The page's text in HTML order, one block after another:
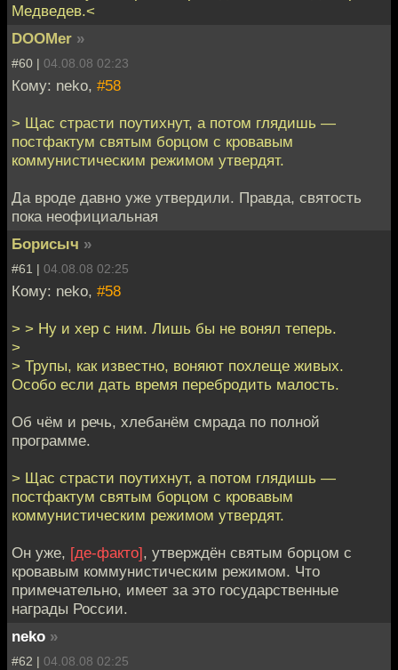
Медведев.<
DOOMer »
#60 | 04.08.08 02:23
Кому: neko, #58
> Щас страсти поутихнут, а потом глядишь —
постфактум святым борцом с кровавым
коммунистическим режимом утвердят.
Да вроде давно уже утвердили. Правда, святость
пока неофициальная
Борисыч »
#61 | 04.08.08 02:25
Кому: neko, #58
> > Ну и хер с ним. Лишь бы не вонял теперь.
>
> Трупы, как известно, воняют похлеще живых.
Особо если дать время перебродить малость.
Об чём и речь, хлебанём смрада по полной
программе.
> Щас страсти поутихнут, а потом глядишь —
постфактум святым борцом с кровавым
коммунистическим режимом утвердят.
Он уже, [де-факто], утверждён святым борцом с
кровавым коммунистическим режимом. Что
примечательно, имеет за это государственные
награды России.
neko »
#62 | 04.08.08 02:25